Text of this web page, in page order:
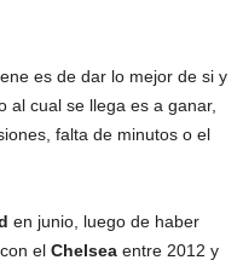
es de dar lo mejor de si y
al cual se llega es a ganar,
falta de minutos o el
en junio, luego de haber
el Chelsea entre 2012 y